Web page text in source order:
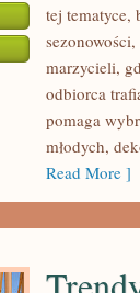
tej tematyce,
marzycieli,
odbiorca
pomaga
młodych,
Read More ]